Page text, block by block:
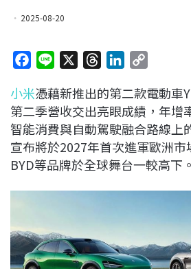
2025-08-20
c
e
b
o
o
n
e
r
e
a
d
s
n
k
e
d
I
p
y
L
i
n
小米憑藉新推出的第二款電動車
第二季營收交出亮眼成績，年增
智能消費與自動駕駛融合路線上
宣布將於2027年首次進軍歐洲市
BYD等品牌於全球舞台一較高下。